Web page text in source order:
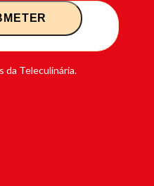
da Teleculinária.